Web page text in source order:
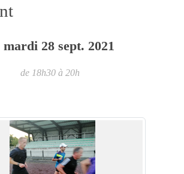
mardi 28 sept. 2021
de 18h30 à 20h